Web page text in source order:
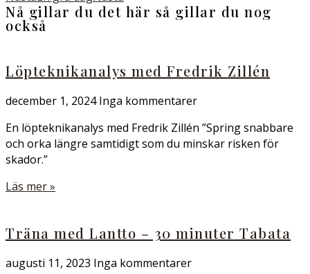
Nå gillar du det här så gillar du nog
också
Löpteknikanalys med Fredrik Zillén
december 1, 2024Inga kommentarer
En löpteknikanalys med Fredrik Zillén ”Spring snabbare
och orka längre samtidigt som du minskar risken för
skador.”
Läs mer »
Träna med Lantto – 30 minuter Tabata
augusti 11, 2023 Inga kommentarer